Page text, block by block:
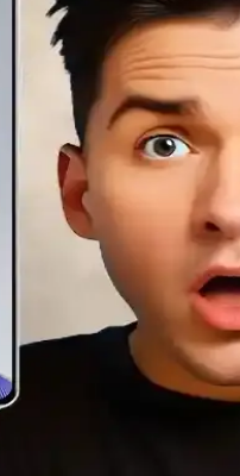
koleksiyon ve
Özellikler
öne çıkar. En
Alanları
günümüzde koleksiyon
Olarak Eski Ama
özellikleriyle öne çıkan
Güncel Bilgiler
bulunmamaktadır. Bu eski
Detaylı Bilgi